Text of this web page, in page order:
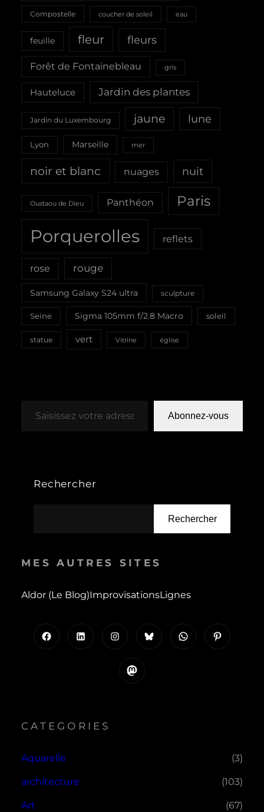
Compostelle coucher de soleil eau
feuille fleur fleurs
Forêt de Fontainebleau gris
Hauteluce Jardin des plantes
Jardin du Luxembourg jaune lune
Lyon Marseille mer
noir et blanc nuages nuit
Oustaou de Dieu Panthéon Paris
Porquerolles reflets
rose rouge
Samsung Galaxy S24 ultra sculpture
Seine Sigma 105mm f/2.8 Macro soleil
statue vert Vitrine église
Abonnez-vous
Rechercher
Rechercher
MES AUTRES SITES
Aldor (le Blog)ImprovisationsLignes
Instagram WhatsApp
Mastodon
CATEGORIES
Aquarelle (3)
architecture (103)
Art (67)